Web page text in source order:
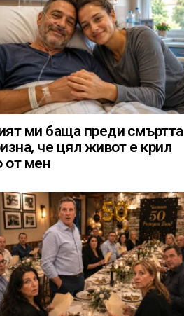
ми баща преди смъртта
че цял живот е крил
от мен